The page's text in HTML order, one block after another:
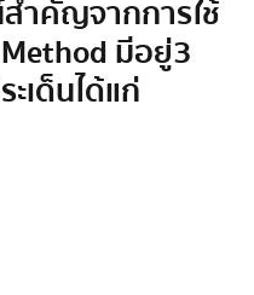
สำคัญจากการใช้
มีอยู่ 3
ะเด็น ได้แก่